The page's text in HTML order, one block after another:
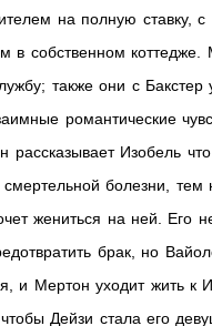
на полную ставку, с
в собственном коттедже.
также они с Бакстер
романтические
рассказывает Изобель что
смертельной болезни, тем
жениться на ней. Его
брак, но
и Мертон уходит жить к
Дейзи стала его